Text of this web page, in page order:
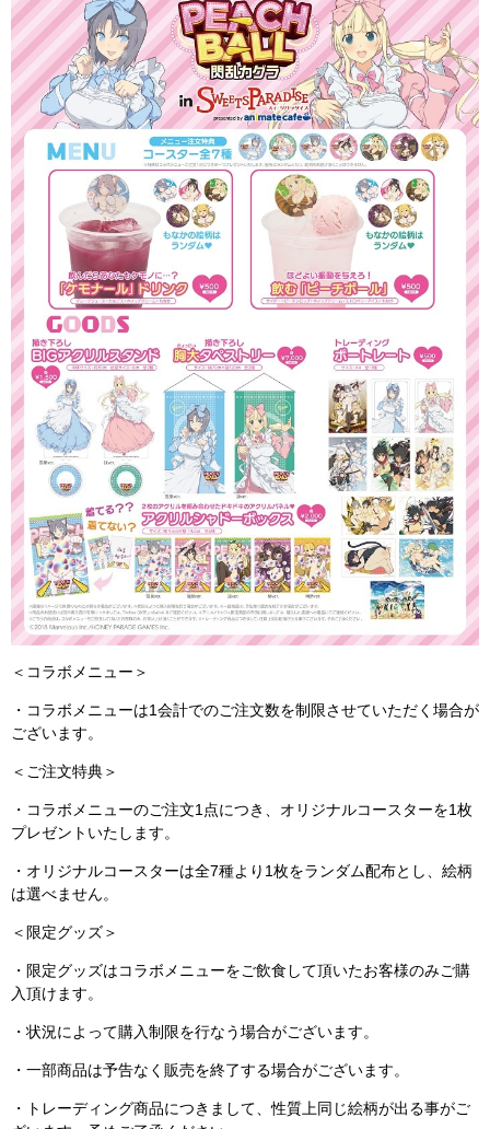
＜コラボメニュー＞
・コラボメニューは1会計でのご注文数を制限させていただく場合が
ございます。
＜ご注文特典＞
・コラボメニューのご注文1点につき、オリジナルコースターを1枚
プレゼントいたします。
・オリジナルコースターは全7種より1枚をランダム配布とし、絵柄
は選べません。
＜限定グッズ＞
・限定グッズはコラボメニューをご飲食して頂いたお客様のみご購
入頂けます。
・状況によって購入制限を行なう場合がございます。
・一部商品は予告なく販売を終了する場合がございます。
・トレーディング商品につきまして、性質上同じ絵柄が出る事がご